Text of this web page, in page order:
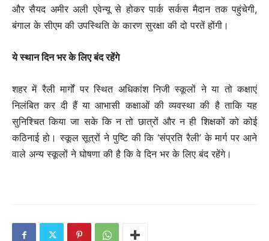
और सैयद अमीर अली एवेन्यू से होकर पार्क सर्कस मैदान तक पहुंचेगी,
बंगाल के सीएम की उपस्थिति के कारण सुरक्षा की दो परतें होंगी।
ये स्‍थान दिन भर के लिए बंद रहेंगे
शहर में रैली मार्गों पर स्थित अधिकांश निजी स्कूलों ने या तो कक्षाएं
निलंबित कर दी हैं या आभासी कक्षाओं की व्यवस्था की है ताकि यह
सुनिश्चित किया जा सके कि न तो छात्रों और न ही शिक्षकों को कोई
कठिनाई हो। स्कूल सूत्रों ने पुष्टि की कि ‘संप्रति रैली’ के मार्ग पर आने
वाले अन्य स्कूलों ने घोषणा की है कि वे दिन भर के लिए बंद रहेंगे।